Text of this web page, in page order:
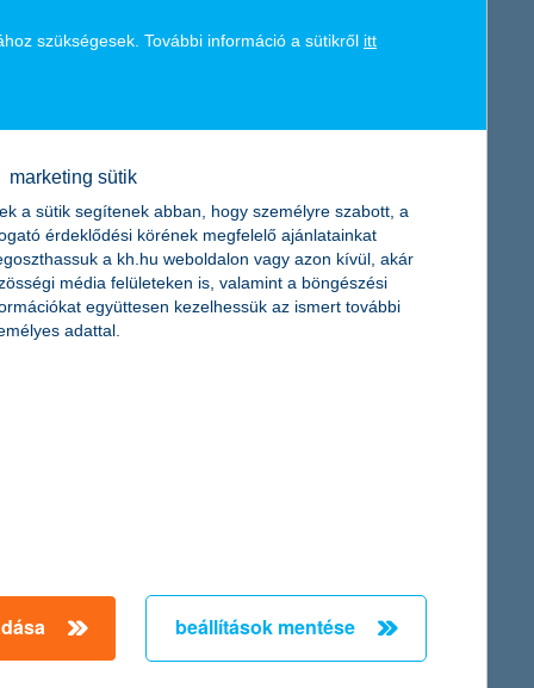
lendületes és támogató karrierprogramokra van szükség a
még ennél is jobb az arány, ugyanis 91%-
de ingatlan-beruházásokban is egyre többen
← Első Előző Következő utolsó →
szükségesek. További információ a sütikről itt
marketing sütik
a sütik segítenek abban, hogy személyre szabott, a
érdeklődési körének megfelelő ajánlatainkat
a kh.hu weboldalon vagy azon kívül, akár
média felületeken is, valamint a böngészési
együttesen kezelhessük az ismert további
adattal.
beállítások mentése